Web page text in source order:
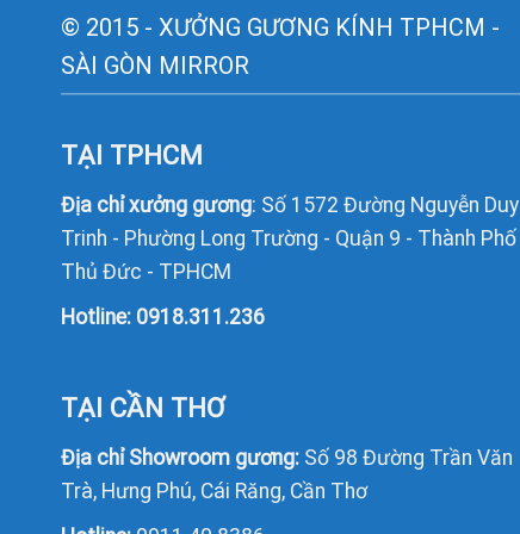
© 2015 - XƯỞNG GƯƠNG KÍNH TPHCM -
SÀI GÒN MIRROR
TẠI TPHCM
Địa chỉ xưởng gương: Số 1572 Đường Nguyễn Duy
Trinh - Phường Long Trường - Quận 9 - Thành Phố
Thủ Đức - TPHCM
Hotline: 0918.311.236
TẠI CẦN THƠ
Địa chỉ Showroom gương:Số 98 Đường Trần Văn
Trà, Hưng Phú, Cái Răng, Cần Thơ